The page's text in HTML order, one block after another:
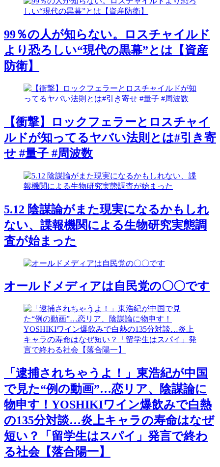
99％の人が知らない。ロスチャイルド
より恐ろしい“現代の黒幕”とは【資産
防衛】
【衝撃】ロックフェラーとロスチャイ
ルドが知ってるヤバい法則とは#引き寄
せ #量子 #周波数
5.12 陰謀論がまた現実になるかもしれ
ない、諜報機関による生物研究実態調
査が始まった
オールドメディアは自民党の〇〇です
「逮捕されちゃうよ！」東浩紀が中国
で見た“例の動画”…恋リア、陰謀論に
物申す！YOSHIKIワイン爆飲みで白熱
の135分対談…炎上キャラの寿命はなぜ
短い？「留学生はスパイ」発言で終わ
る社会【落合陽一】